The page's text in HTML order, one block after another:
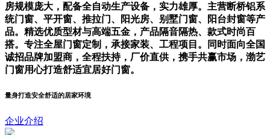
房规模庞大，配备全自动生产设备，实力雄厚。主营断桥铝系
统门窗、平开窗、推拉门、阳光房、别墅门窗、阳台封窗等产
品。精选优质型材与高端五金，产品隔音隔热、款式时尚百
搭。专注全屋门窗定制，承接家装、工程项目。同时面向全国
诚招品牌加盟商，全程扶持，厂价直供，携手共赢市场，渤艺
门窗用心打造舒适宜居好门窗。
量身打造安全舒适的居家环境
企业介绍